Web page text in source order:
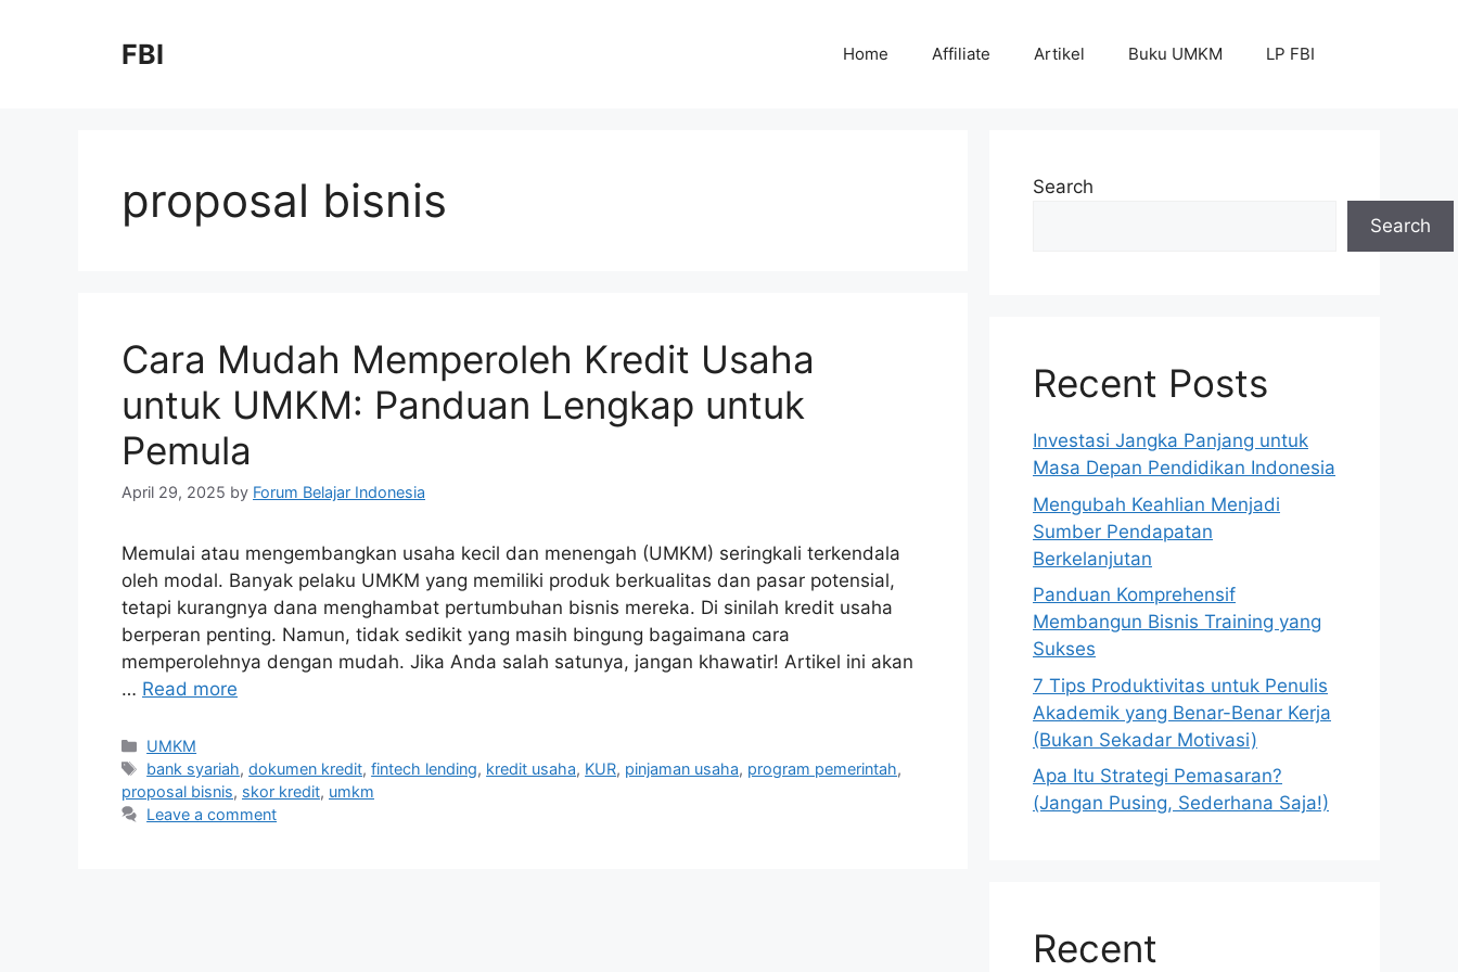
FBI Home Affiliate Artikel Buku UMKM LP FBI
proposal bisnis
Cara Mudah Memperoleh Kredit Usaha
untuk UMKM: Panduan Lengkap untuk
Pemula
April 29, 2025 by Forum Belajar Indonesia
Memulai atau mengembangkan usaha kecil dan menengah (UMKM) seringkali terkendala
oleh modal. Banyak pelaku UMKM yang memiliki produk berkualitas dan pasar potensial,
tetapi kurangnya dana menghambat pertumbuhan bisnis mereka. Di sinilah kredit usaha
berperan penting. Namun, tidak sedikit yang masih bingung bagaimana cara
memperolehnya dengan mudah. Jika Anda salah satunya, jangan khawatir! Artikel ini akan
… Read more
UMKM
bank syariah,dokumen kredit,fintech lending, kredit usaha, KUR, pinjaman usaha, program pemerintah,
proposal bisnis, skor kredit, umkm
Leave a comment
Search
Search
Recent Posts
Investasi Jangka Panjang untuk
Masa Depan Pendidikan Indonesia
Mengubah Keahlian Menjadi
Sumber Pendapatan
Berkelanjutan
Panduan Komprehensif
Membangun Bisnis Training yang
Sukses
7 Tips Produktivitas untuk Penulis
Akademik yang Benar-Benar Kerja
(Bukan Sekadar Motivasi)
Apa Itu Strategi Pemasaran?
(Jangan Pusing, Sederhana Saja!)
Recent